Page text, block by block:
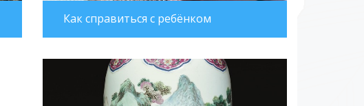
Как справиться с ребёнком